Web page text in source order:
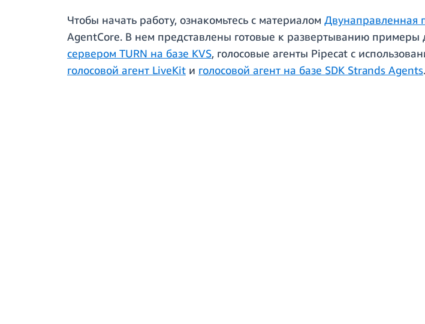
Чтобы начать работу, ознакомьтесь с материалом Двунаправленная
AgentCore. В нем представлены готовые к развертыванию примеры
сервером TURN на базе KVS, голосовые агенты Pipecat с
голосовой агент LiveKit и голосовой агент на базе SDK Strands Agents.